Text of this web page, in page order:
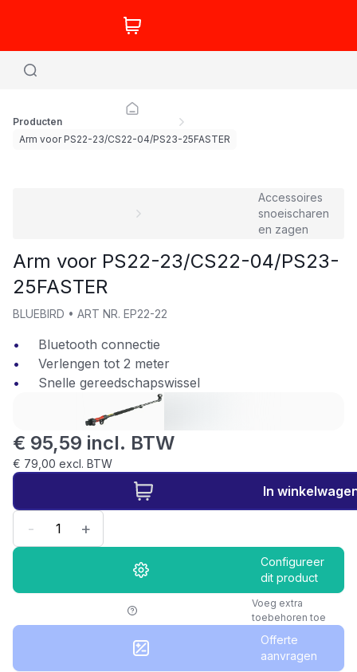
Producten
Arm voor PS22-23/CS22-04/PS23-25FASTER
Accessoires
snoeischaren
en zagen
Arm voor PS22-23/CS22-04/PS23-
25FASTER
BLUEBIRD • ART NR. EP22-22
Bluetooth connectie
Verlengen tot 2 meter
Snelle gereedschapswissel
€ 95,59 incl. BTW
€ 79,00 excl. BTW
In
- +
Configureer
dit product
Voeg extra
toebehoren toe
Offerte
aanvragen